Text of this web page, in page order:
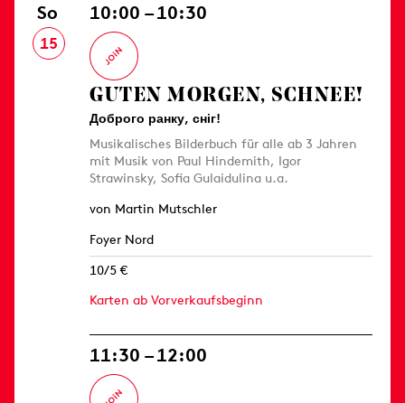
So
15
10:00 – 10:30
GUTEN MORGEN, SCHNEE!
Доброго ранку, сніг!
Musikalisches Bilderbuch für alle ab 3 Jahren
mit Musik von Paul Hindemith, Igor
Strawinsky, Sofia Gulaidulina u.a.
von Martin Mutschler
Foyer Nord
10/5 €
Karten ab Vorverkaufsbeginn
11:30 – 12:00